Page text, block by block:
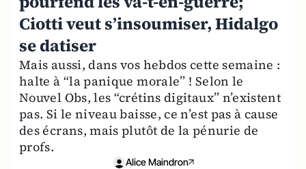
Ciotti veut s’insoumiser, Hidalgo
se datiser
Mais aussi, dans vos hebdos cette semaine :
halte à “la panique morale” ! Selon le
Nouvel Obs, les “crétins digitaux” n’existent
pas. Si le niveau baisse, ce n’est pas à cause
des écrans, mais plutôt de la pénurie de
profs.
Alice Maindron